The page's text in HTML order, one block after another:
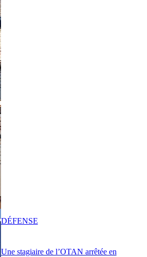
Une stagiaire de l’OTAN arrêtée en
DÉFENSE